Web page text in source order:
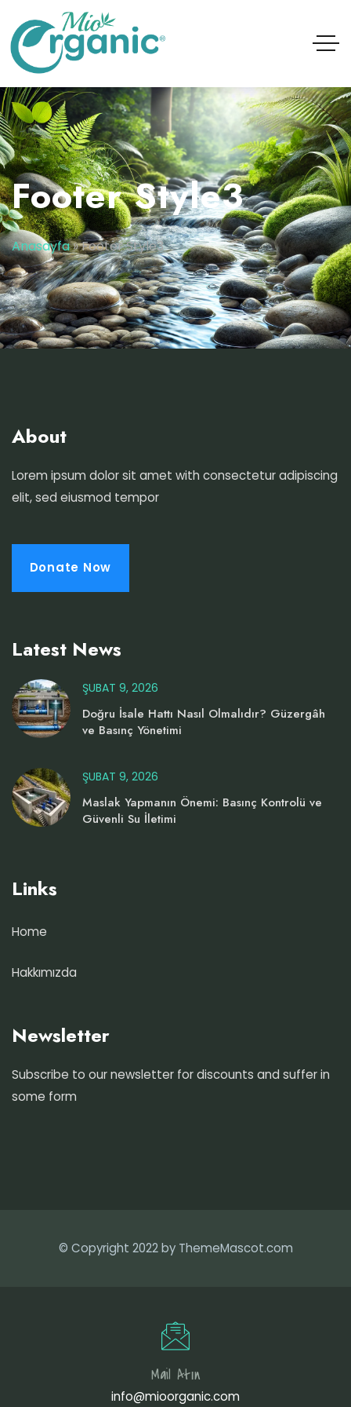
Footer Style3
Anasayfa»Footer Style3
About
Lorem ipsum dolor sit amet with consectetur adipiscing
elit, sed eiusmod tempor
Donate Now
Latest News
ŞUBAT 9, 2026
Doğru İsale Hattı Nasıl Olmalıdır? Güzergâh
ve Basınç Yönetimi
ŞUBAT 9, 2026
Maslak Yapmanın Önemi: Basınç Kontrolü ve
Güvenli Su İletimi
Links
Home
Hakkımızda
Newsletter
Subscribe to our newsletter for discounts and suffer in
some form
© Copyright 2022 by ThemeMascot.com
Mail Atın
info@mioorganic.com